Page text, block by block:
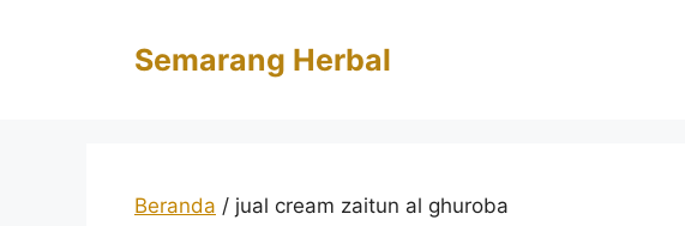
Semarang Herbal
Beranda / jual cream zaitun al ghuroba